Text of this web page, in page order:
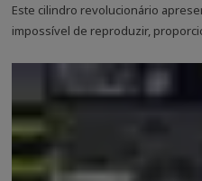
Este cilindro revolucionário
impossível de reproduzir,